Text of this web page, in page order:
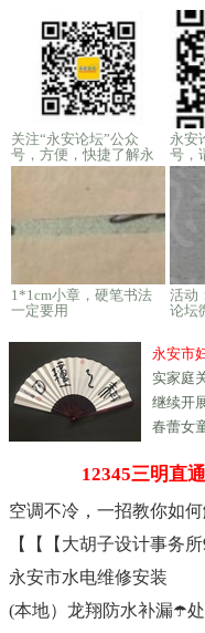
关注“永安论坛”公众
号，方便，快捷了解永
安新鲜事
永安
号，
1*1cm小章，硬笔书法
一定要用
活动
论坛
永安市
实家庭
继续开
春蕾女
12345三明直
空调不冷，一招教你如
【【【大胡子设计事务所
永安市水电维修安装
(本地）龙翔防水补漏☂️